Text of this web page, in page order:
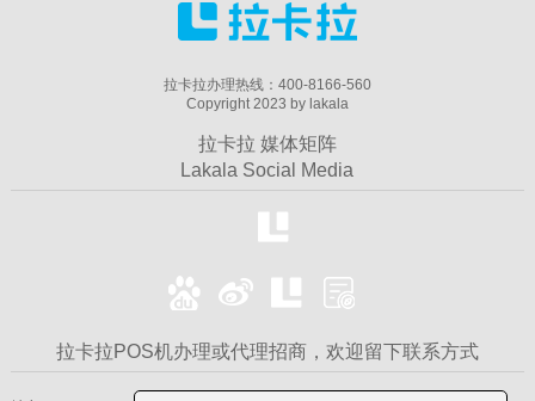
拉卡拉办理热线：400-8166-560
Copyright 2023 by lakala
拉卡拉 媒体矩阵
Lakala Social Media
拉卡拉POS机办理或代理招商，欢迎留下联系方式